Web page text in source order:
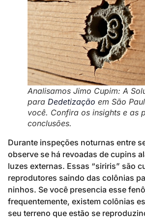
Analisamos Jimo Cupim: A
para Dedetização em São
você. Confira os insights e as
conclusões.
Durante inspeções noturnas entre
observe se há revoadas de cupins
luzes externas. Essas “siriris” são
reprodutores saindo das colônias
ninhos. Se você presencia esse
frequentemente, existem colônias
seu terreno que estão se